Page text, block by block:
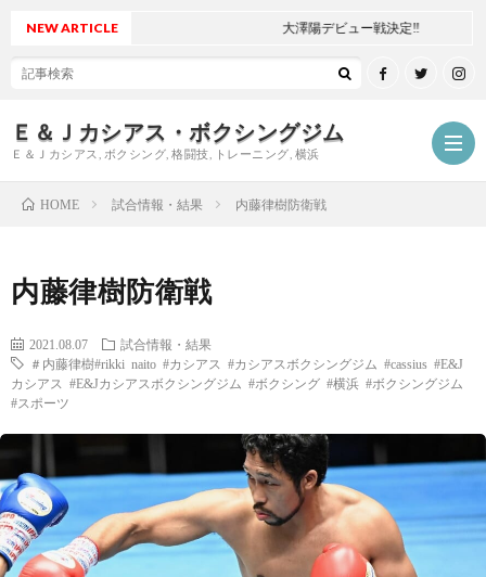
Ｅ＆Ｊカシアス・ボクシングジム
Ｅ＆Ｊカシアス, ボクシング, 格闘技, トレーニング, 横浜
に
つ
挨
拶
最
新
試
NEW ARTICLE 大澤陽デビュー戦決定‼
HOME 試合情報・結果 内藤律樹防衛戦
内藤律樹防衛戦
2021.08.07
試合情報・結果
＃内藤律樹#rikki naito #カシアス #カシアスボクシングジム #cassius #E&J
カシアス #E&Jカシアスボクシングジム #ボクシング #横浜 #ボクシングジム
#スポーツ